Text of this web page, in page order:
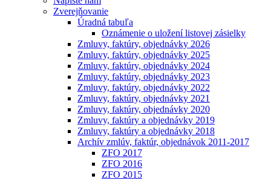
Zverejňovanie
Úradná tabuľa
Oznámenie o uložení listovej zásielky
Zmluvy, faktúry, objednávky 2026
Zmluvy, faktúry, objednávky 2025
Zmluvy, faktúry, objednávky 2024
Zmluvy, faktúry, objednávky 2023
Zmluvy, faktúry, objednávky 2022
Zmluvy, faktúry, objednávky 2021
Zmluvy, faktúry, objednávky 2020
Zmluvy, faktúry a objednávky 2019
Zmluvy, faktúry a objednávky 2018
Archív zmlúv, faktúr, objednávok 2011-2017
ZFO 2017
ZFO 2016
ZFO 2015